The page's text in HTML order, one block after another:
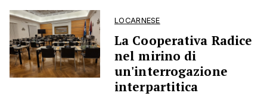
LOCARNESE
La Cooperativa Radice
nel mirino di
un'interrogazione
interpartitica